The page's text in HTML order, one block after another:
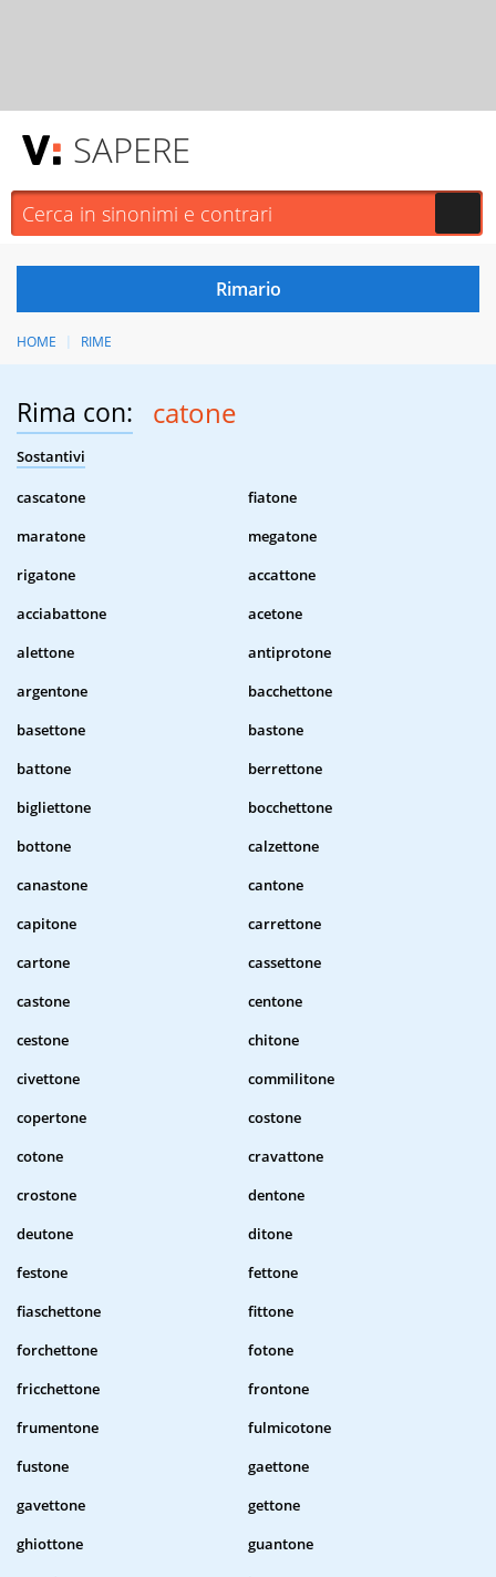
SAPERE
HOME RIME
Rima con: catone
Sostantivi
cascatone
fiatone
maratone
megatone
rigatone
accattone
acciabattone
acetone
alettone
antiprotone
argentone
bacchettone
basettone
bastone
battone
berrettone
bigliettone
bocchettone
bottone
calzettone
canastone
cantone
capitone
carrettone
cartone
cassettone
castone
centone
cestone
chitone
civettone
commilitone
copertone
costone
cotone
cravattone
crostone
dentone
deutone
ditone
festone
fettone
fiaschettone
fittone
forchettone
fotone
fricchettone
frontone
frumentone
fulmicotone
fustone
gaettone
gavettone
gettone
ghiottone
guantone